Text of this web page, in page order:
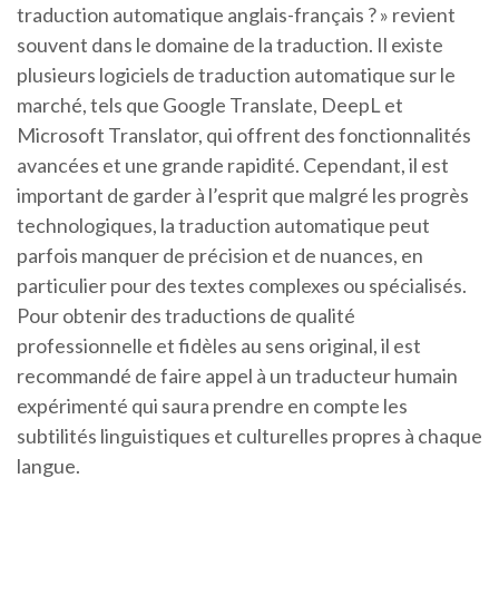
traduction automatique anglais-français ? » revient
souvent dans le domaine de la traduction. Il existe
plusieurs logiciels de traduction automatique sur le
marché, tels que Google Translate, DeepL et
Microsoft Translator, qui offrent des fonctionnalités
avancées et une grande rapidité. Cependant, il est
important de garder à l’esprit que malgré les progrès
technologiques, la traduction automatique peut
parfois manquer de précision et de nuances, en
particulier pour des textes complexes ou spécialisés.
Pour obtenir des traductions de qualité
professionnelle et fidèles au sens original, il est
recommandé de faire appel à un traducteur humain
expérimenté qui saura prendre en compte les
subtilités linguistiques et culturelles propres à chaque
langue.